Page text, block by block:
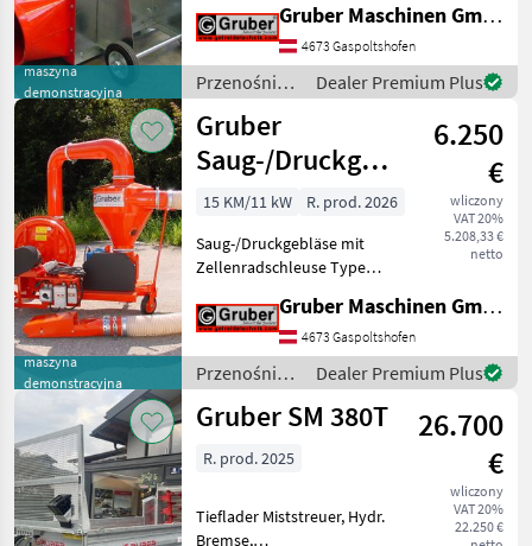
maszyna
demonstracyjna
Motorschutzgitter
Ausblasstutzen Abgang 250
Ø mit Sicke Fahrwerk mit
Handgriff (für mobilen
Einsatz
Gruber Maschinen GmbH
4673 Gaspoltshofen
Przenośniki
/ Gruber
Dealer Premium Plus
maszyna
demonstracyjna
Gruber
Saug-/Druckgebläse
mit
Zellenradschleuse
6.250
€
wliczony
VAT 20%
5.208,33 €
netto
15 KM/11 kW
R. prod. 2026
Saug-/Druckgebläse mit
Zellenradschleuse Type
betriebsbereiter
Ausführung mit: -
Zellenradschleuse -
Saugzyklon - Saugschlauch
L=3, 2m -
Gruber Maschinen GmbH
4673 Gaspoltshofen
Przenośniki
/ Gruber
Dealer Premium Plus
Gruber SM 380T
26.700
€
wliczony
VAT 20%
22.250 €
R. prod. 2025
Tieflader Miststreuer, Hydr.
Bremse,